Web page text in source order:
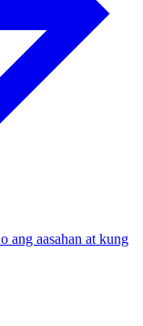
ang aasahan at kung